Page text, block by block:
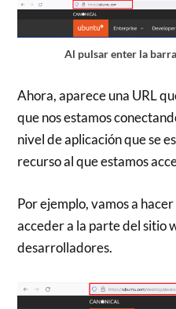
Al pulsar enter la
Ahora, aparece una URL
que nos estamos
nivel de aplicación que se
recurso al que estamos
Por ejemplo, vamos a
acceder a la parte del sitio
desarrolladores.